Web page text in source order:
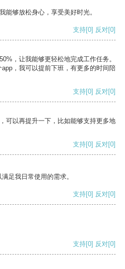
能够放松身心，享受美好时光。
支持[0] 反对[0]
，让我能够更轻松地完成工作任务。
，我可以提前下班，有更多的时间陪
支持[0] 反对[0]
可以再提升一下，比如能够支持更多地
支持[0] 反对[0]
足我日常使用的需求。
支持[0] 反对[0]
支持[0] 反对[0]